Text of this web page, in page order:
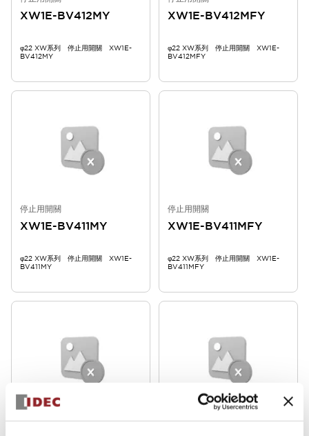
XW1E-BV412MY
φ22 XW系列 停止用開關 XW1E-
BV412MY
XW1E-BV412MFY
φ22 XW系列 停止用開關 XW1E-
BV412MFY
停止用開關
XW1E-BV411MY
φ22 XW系列 停止用開關 XW1E-
BV411MY
停止用開關
XW1E-BV411MFY
φ22 XW系列 停止用開關 XW1E-
BV411MFY
停止用開關 停止用開關